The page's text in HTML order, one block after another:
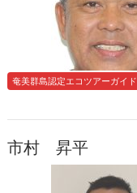
奄美群島認定エコツアーガイド
市村 昇平